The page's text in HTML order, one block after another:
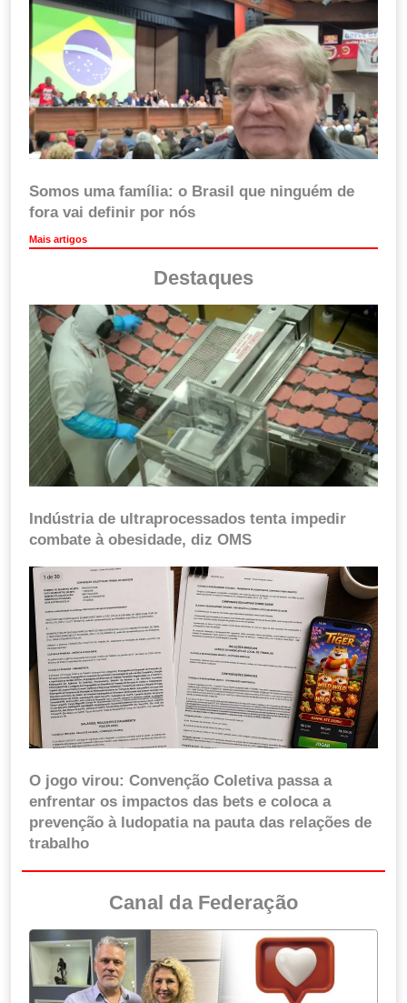
Somos uma família: o Brasil que ninguém de
fora vai definir por nós
Mais artigos
Destaques
Indústria de ultraprocessados tenta impedir
combate à obesidade, diz OMS
O jogo virou: Convenção Coletiva passa a
enfrentar os impactos das bets e coloca a
prevenção à ludopatia na pauta das relações de
trabalho
Canal da Federação